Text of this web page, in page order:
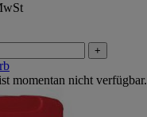
+
momentan nicht verfügbar.